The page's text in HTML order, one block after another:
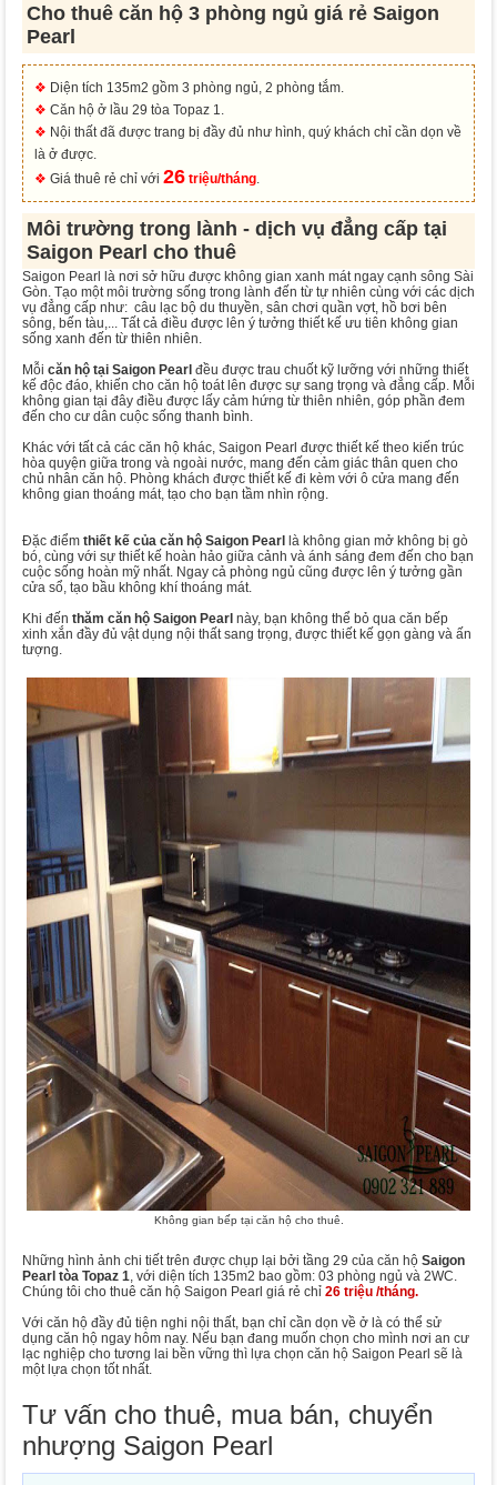
Cho thuê căn hộ 3 phòng ngủ giá rẻ Saigon
Pearl
❖ Diện tích 135m2 gồm 3 phòng ngủ, 2 phòng tắm.
❖ Căn hộ ở lầu 29 tòa Topaz 1.
❖ Nội thất đã được trang bị đầy đủ như hình, quý khách chỉ cần dọn về
là ở được.
❖ Giá thuê rẻ chỉ với 26 triệu/tháng.
Môi trường trong lành - dịch vụ đẳng cấp tại
Saigon Pearl cho thuê
Saigon Pearl là nơi sở hữu được không gian xanh mát ngay cạnh sông Sài
Gòn. Tạo một môi trường sống trong lành đến từ tự nhiên cùng với các dịch
vụ đẳng cấp như: câu lạc bộ du thuyền, sân chơi quần vợt, hồ bơi bên
sông, bến tàu,... Tất cả điều được lên ý tưởng thiết kế ưu tiên không gian
sống xanh đến từ thiên nhiên.
Mỗi căn hộ tại Saigon Pearl đều được trau chuốt kỹ lưỡng với những thiết
kế độc đáo, khiến cho căn hộ toát lên được sự sang trọng và đẳng cấp. Mỗi
không gian tại đây điều được lấy cảm hứng từ thiên nhiên, góp phần đem
đến cho cư dân cuộc sống thanh bình.
Khác với tất cả các căn hộ khác, Saigon Pearl được thiết kế theo kiến trúc
hòa quyện giữa trong và ngoài nước, mang đến cảm giác thân quen cho
chủ nhân căn hộ. Phòng khách được thiết kế đi kèm với ô cửa mang đến
không gian thoáng mát, tạo cho bạn tầm nhìn rộng.
Đặc điểm thiết kế của căn hộ Saigon Pearl
là không gian mở không bị gò
bó, cùng với sự thiết kế hoàn hảo giữa cảnh và ánh sáng đem đến cho bạn
cuộc sống hoàn mỹ nhất. Ngay cả phòng ngủ cũng được lên ý tưởng gần
cửa sổ, tạo bầu không khí thoáng mát.
Khi đến thăm căn hộ Saigon Pearl này, bạn không thể bỏ qua căn bếp
xinh xắn đầy đủ vật dụng nội thất sang trọng, được thiết kế gọn gàng và ấn
tượng.
Không gian bếp tại căn hộ cho thuê.
Những hình ảnh chi tiết trên được chụp lại bởi tầng 29 của căn hộ Saigon
Pearl tòa Topaz 1, với diện tích 135m2 bao gồm: 03 phòng ngủ và 2WC.
Chúng tôi cho thuê căn hộ Saigon Pearl giá rẻ chỉ 26 triệu /tháng.
Với căn hộ đầy đủ tiện nghi nội thất, bạn chỉ cần dọn về ở là có thể sử
dụng căn hộ ngay hôm nay. Nếu bạn đang muốn chọn cho mình nơi an cư
lạc nghiệp cho tương lai bền vững thì lựa chọn căn hộ Saigon Pearl sẽ là
một lựa chọn tốt nhất.
Tư vấn cho thuê, mua bán, chuyển
nhượng Saigon Pearl